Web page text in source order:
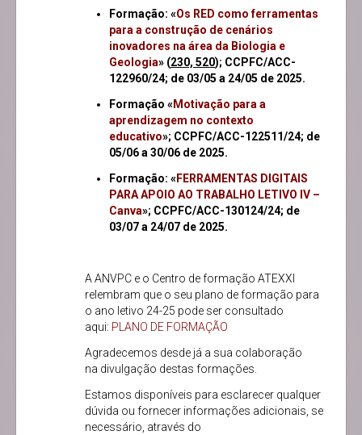
Formação: «Os RED como ferramentas
para a construção de cenários
inovadores na área da Biologia e
Geologia» (230, 520); CCPFC/ACC-
122960/24; de 03/05 a 24/05 de 2025.
Formação «Motivação para a
aprendizagem no contexto
educativo»; CCPFC/ACC-122511/24; de
05/06 a 30/06 de 2025.
Formação: «FERRAMENTAS DIGITAIS
PARA APOIO AO TRABALHO LETIVO IV –
Canva»; CCPFC/ACC-130124/24; de
03/07 a 24/07 de 2025.
A ANVPC e o Centro de formação ATEXXI
relembram que o seu plano de formação para
o ano letivo 24-25 pode ser consultado
aqui: PLANO DE FORMAÇÃO
Agradecemos desde já a sua colaboração
na divulgação destas formações.
Estamos disponíveis para esclarecer qualquer
dúvida ou fornecer informações adicionais, se
necessário, através do